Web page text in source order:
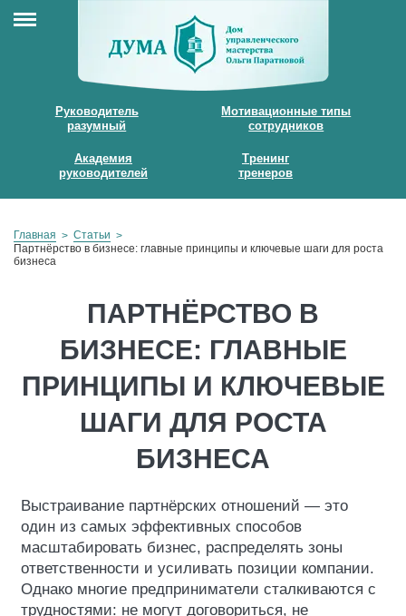
Руководитель
разумный
Мотивационные типы
сотрудников
Академия
руководителей
Тренинг
тренеров
Главная
Статьи
Партнёрство в бизнесе: главные принципы и ключевые шаги для роста
бизнеса
ПАРТНЁРСТВО В
БИЗНЕСЕ: ГЛАВНЫЕ
ПРИНЦИПЫ И КЛЮЧЕВЫЕ
ШАГИ ДЛЯ РОСТА
БИЗНЕСА
Выстраивание партнёрских отношений — это
один из самых эффективных способов
масштабировать бизнес, распределять зоны
ответственности и усиливать позиции компании.
Однако многие предприниматели сталкиваются с
трудностями: не могут договориться, не